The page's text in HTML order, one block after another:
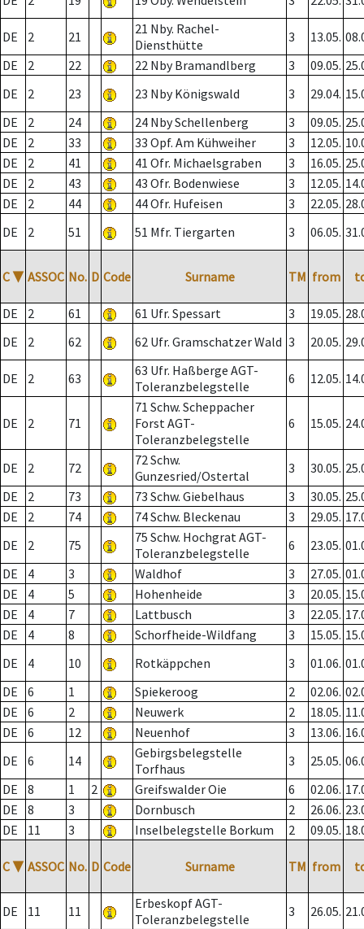
DE 2 21
21 Nby. Rachel-
Diensthütte
3 13.05.
DE
2 22 22 Nby Bramandlberg 3 09.05.
DE
2 23 23 Nby Königswald 3 29.04.
DE
2 24 24 Nby Schellenberg 3 09.05.
DE
2 33 33 Opf. Am Kühweiher 3 12.05.
DE
2 41 41 Ofr. Michaelsgraben 3 16.05.
DE
2 43 43 Ofr. Bodenwiese 3 12.05.
DE
2 44 44 Ofr. Hufeisen 3 22.05.
DE
2 51 51 Mfr. Tiergarten 3 06.05.
C ▼ ASSOC No. D Code Surname TM from
DE 2 61 61 Ufr. Spessart 3 19.05.
DE
2 62 62 Ufr. Gramschatzer Wald 3 20.05.
DE 2 63
63 Ufr. Haßberge AGT-
Toleranzbelegstelle
6 12.05.
DE 2 71
71 Schw. Scheppacher
Forst AGT-
Toleranzbelegstelle
6 15.05.
DE 2 72
72 Schw.
Gunzesried/Ostertal
3 30.05.
DE
2 73 73 Schw. Giebelhaus 3 30.05.
DE
2 74 74 Schw. Bleckenau 3 29.05.
DE
2 75
75 Schw. Hochgrat AGT-
Toleranzbelegstelle
6 23.05.
DE
4 3 Waldhof 3 27.05.
DE
4 5 Hohenheide 3 20.05.
DE
4 7 Lattbusch 3 22.05.
DE
4 8 Schorfheide-Wildfang 3 15.05.
DE
4 10 Rotkäppchen 3 01.06.
DE
6 1 Spiekeroog 2 02.06.
DE
6 2 Neuwerk 2 18.05.
DE
6 12 Neuenhof 3 13.06.
DE
6 14
Gebirgsbelegstelle
Torfhaus
3 25.05.
DE
8 1 2 Greifswalder Oie 6 02.06.
DE
8 3 Dornbusch 2 26.06.
DE
11 3 Inselbelegstelle Borkum 2 09.05.
C ▼ ASSOC No. D Code Surname TM from
DE 11 11
Erbeskopf AGT-
Toleranzbelegstelle
3 26.05.